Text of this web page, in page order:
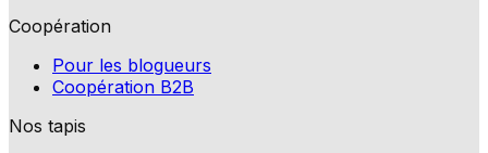
Coopération
Pour les blogueurs
Coopération B2B
Nos tapis